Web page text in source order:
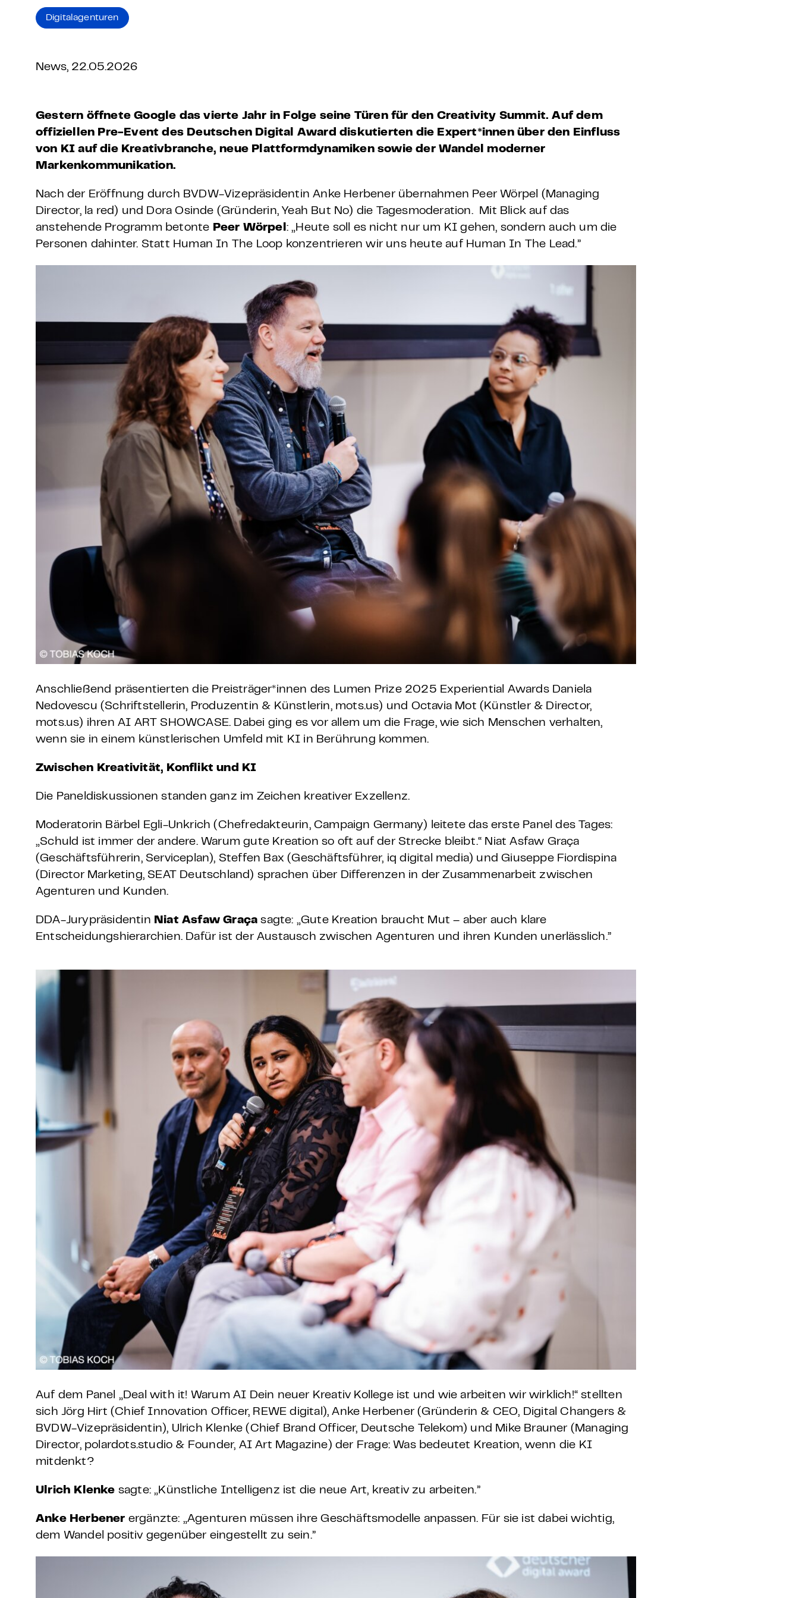
Product Management Bootcamp
Digitalagenturen
News, 22.05.2026
Gestern öffnete Google das vierte Jahr in Folge seine Türen für den Creativity Summit. Auf dem
offiziellen Pre-Event des Deutschen Digital Award diskutierten die Expert*innen über den Einfluss
von KI auf die Kreativbranche, neue Plattformdynamiken sowie der Wandel moderner
Markenkommunikation.
Nach der Eröffnung durch BVDW-Vizepräsidentin Anke Herbener übernahmen Peer Wörpel (Managing
Director, la red) und Dora Osinde (Gründerin, Yeah But No) die Tagesmoderation.
Mit Blick auf das
anstehende Programm betonte Peer Wörpel : „Heute soll es nicht nur um KI gehen, sondern auch um die
Personen dahinter. Statt Human In The Loop konzentrieren wir uns heute auf Human In The Lead.”
Anschließend präsentierten die Preisträger*innen des Lumen Prize 2025 Experiential Awards Daniela
Nedovescu (Schriftstellerin, Produzentin & Künstlerin, mots.us) und Octavia Mot (Künstler & Director,
mots.us) ihren AI ART SHOWCASE. Dabei ging es vor allem um die Frage, wie sich Menschen verhalten,
wenn sie in einem künstlerischen Umfeld mit KI in Berührung kommen.
Zwischen Kreativität, Konflikt und KI
Die Paneldiskussionen standen ganz im Zeichen kreativer Exzellenz.
Moderatorin Bärbel Egli-Unkrich (Chefredakteurin, Campaign Germany) leitete das erste Panel des Tages:
„Schuld ist immer der andere. Warum gute Kreation so oft auf der Strecke bleibt.“ Niat Asfaw Graça
(Geschäftsführerin, Serviceplan), Steffen Bax (Geschäftsführer, iq digital media) und Giuseppe Fiordispina
(Director Marketing, SEAT Deutschland) sprachen über Differenzen in der Zusammenarbeit zwischen
Agenturen und Kunden.
DDA-Jurypräsidentin Niat Asfaw Graça sagte: „Gute Kreation braucht Mut – aber auch klare
Entscheidungshierarchien. Dafür ist der Austausch zwischen Agenturen und ihren Kunden unerlässlich.”
Auf dem Panel „Deal with it! Warum AI Dein neuer Kreativ Kollege ist und wie arbeiten wir wirklich!“ stellten
sich Jörg Hirt (Chief Innovation Officer, REWE digital), Anke Herbener (Gründerin & CEO, Digital Changers &
BVDW-Vizepräsidentin), Ulrich Klenke (Chief Brand Officer, Deutsche Telekom) und Mike Brauner (Managing
Director, polardots.studio & Founder, AI Art Magazine) der Frage: Was bedeutet Kreation, wenn die KI
mitdenkt?
Ulrich Klenke sagte: „Künstliche Intelligenz ist die neue Art, kreativ zu arbeiten.”
Anke Herbener ergänzte: „Agenturen müssen ihre Geschäftsmodelle anpassen. Für sie ist dabei wichtig,
dem Wandel positiv gegenüber eingestellt zu sein.”